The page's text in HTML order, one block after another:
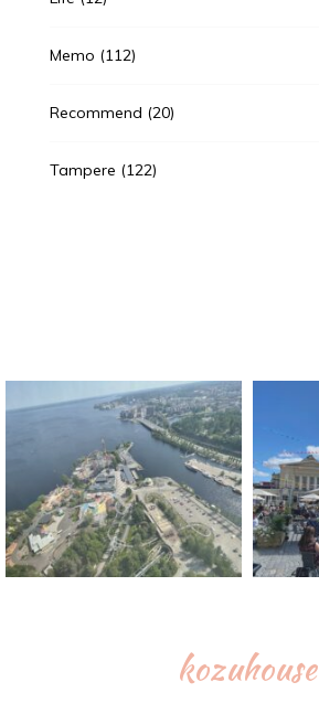
Memo (112)
Recommend (20)
Tampere (122)
kozuhouse